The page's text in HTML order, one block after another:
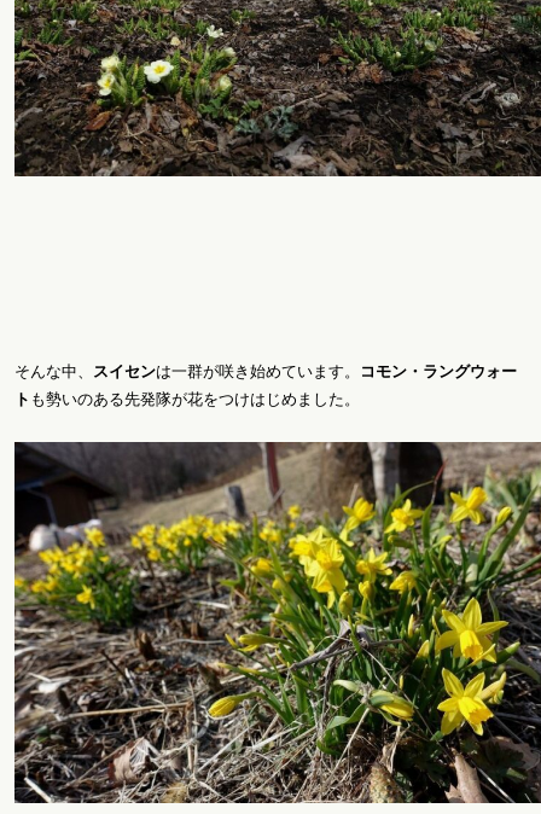
そんな中、 スイセンは一群が咲き始めています。
コモン・ラングウォー
ト も勢いのある先発隊が花をつけはじめました。